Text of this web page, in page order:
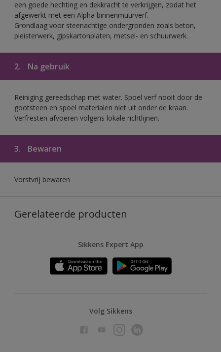
een goede hechting en dekkracht te verkrijgen, zodat het
afgewerkt met een Alpha binnenmuurverf.
Grondlaag voor steenachtige ondergronden zoals beton,
pleisterwerk, gipskartonplaten, metsel- en schuurwerk.
2. Na gebruik
Reiniging gereedschap met water. Spoel verf nooit door de
gootsteen en spoel materialen niet uit onder de kraan.
Verfresten afvoeren volgens lokale richtlijnen.
3. Bewaren
Vorstvrij bewaren
Gerelateerde producten
Sikkens Expert App
Volg Sikkens